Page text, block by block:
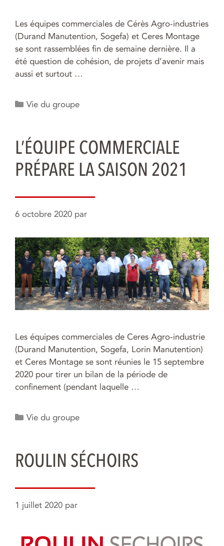
Les équipes commerciales de Cérès Agro-industries
(Durand Manutention, Sogefa) et Ceres Montage
se sont rassemblées fin de semaine dernière. Il a
été question de cohésion, de projets d’avenir mais
aussi et surtout …
Catégories
Vie du groupe
L’ÉQUIPE COMMERCIALE
PRÉPARE LA SAISON 2021
6 octobre 2020 par
Les équipes commerciales de Ceres Agro-industrie
(Durand Manutention, Sogefa, Lorin Manutention)
et Ceres Montage se sont réunies le 15 septembre
2020 pour tirer un bilan de la période de
confinement (pendant laquelle …
Catégories
Vie du groupe
ROULIN SÉCHOIRS
1 juillet 2020 par